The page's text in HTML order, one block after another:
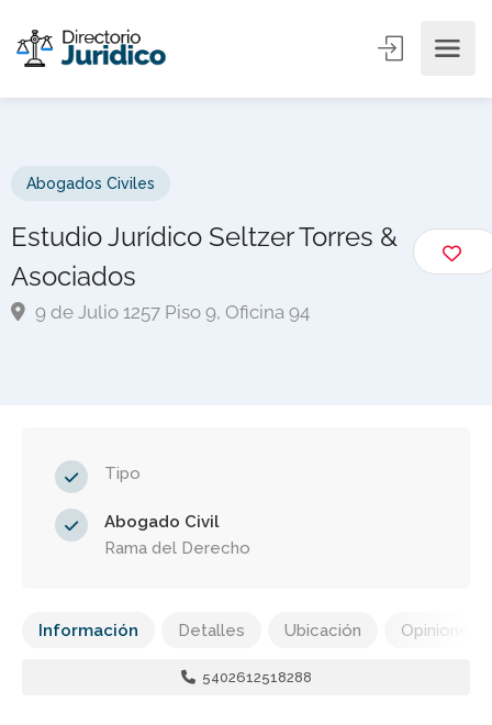
Abogados Civiles
Estudio Jurídico Seltzer Torres &
Asociados
9 de Julio 1257 Piso 9, Oficina 94
Tipo
Abogado Civil
Rama del Derecho
Información Detalles Ubicación Opiniones
5402612518288